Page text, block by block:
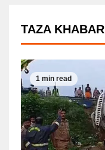
TAZA KHABAR
1 min read